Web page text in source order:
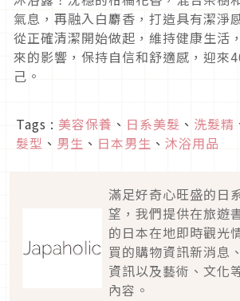
氣息，再融入白麝香，打造具有潔淨
從正確清潔開始做起，維持健康生活，
來的影響，保持自信和舒適感，迎來
己。
Tags : 美容保養 、 日系美髮 、 洗髮精
髮型 、 男生 、 日本男生 、 沐浴用品
滿足好奇心旺盛的日
望，我們提供在旅遊
的日本在地即時觀光
買的購物資訊新消息
資訊以及藝術、文化
內容。